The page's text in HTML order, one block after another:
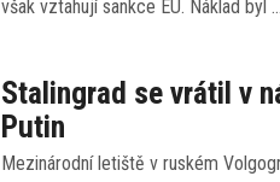
však vztahují sankce EU. Náklad byl …
Stalingrad se vrátil v
Putin
Mezinárodní letiště v ruském